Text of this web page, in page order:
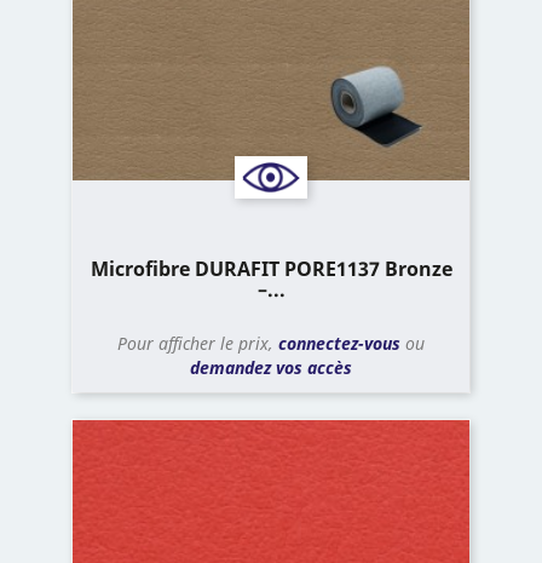
Microfibre DURAFIT PORE1137 Bronze
–...
Pour afficher le prix, connectez-vous ou
demandez vos accès